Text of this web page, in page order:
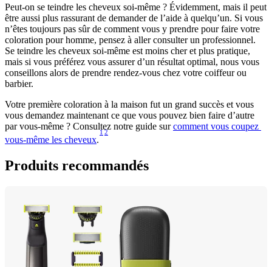
Peut-on se teindre les cheveux soi-même ? Évidemment, mais il peut
être aussi plus rassurant de demander de l’aide à quelqu’un. Si vous
n’êtes toujours pas sûr de comment vous y prendre pour faire votre
coloration pour homme, pensez à aller consulter un professionnel.
Se teindre les cheveux soi-même est moins cher et plus pratique,
mais si vous préférez vous assurer d’un résultat optimal, nous vous
conseillons alors de prendre rendez-vous chez votre coiffeur ou
barbier.
Votre première coloration à la maison fut un grand succès et vous
vous demandez maintenant ce que vous pouvez bien faire d’autre
par vous-même ? Consultez notre guide sur comment vous coupez
vous-même les cheveux.
12
Produits recommandés